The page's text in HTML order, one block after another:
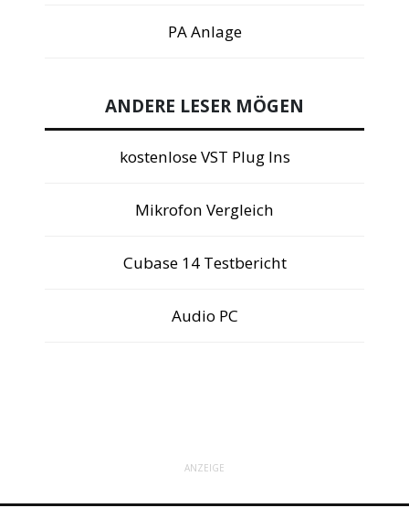
PA Anlage
ANDERE LESER MÖGEN
kostenlose VST Plug Ins
Mikrofon Vergleich
Cubase 14 Testbericht
Audio PC
ANZEIGE